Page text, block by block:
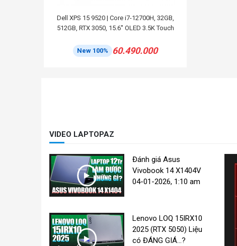
Dell XPS 15 9520 | Core i7-12700H, 32GB,
512GB, RTX 3050, 15.6'' OLED 3.5K Touch
New 100% 60.490.000
VIDEO LAPTOPAZ
Đánh giá Asus
Vivobook 14 X1404V
04-01-2026, 1:10 am
Lenovo LOQ 15IRX10
2025 (RTX 5050) Liệu
có ĐÁNG GIÁ...?